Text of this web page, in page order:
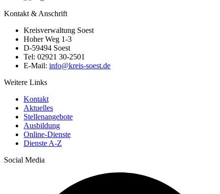
Kontakt & Anschrift
Kreisverwaltung Soest
Hoher Weg 1-3
D-59494 Soest
Tel: 02921 30-2501
E-Mail: info@​kreis-soest.de
Weitere Links
Kontakt
Aktuelles
Stellenangebote
Ausbildung
Online-Dienste
Dienste A-Z
Social Media